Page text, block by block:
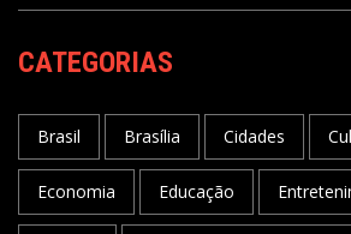
CATEGORIAS
Brasil Brasília Cidades
Economia Educação